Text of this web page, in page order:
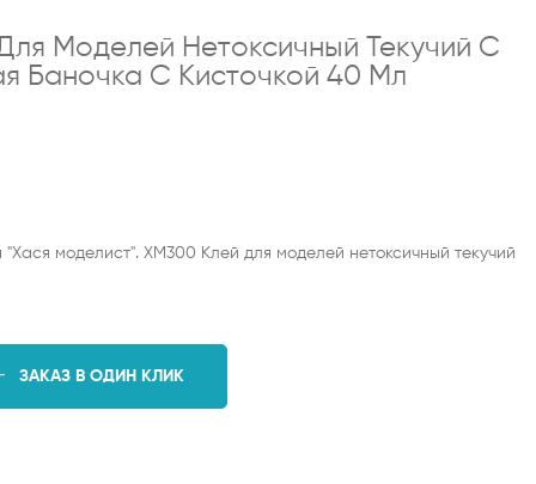
Моделей Нетоксичный Текучий С
Баночка С Кисточкой 40 Мл
моделист". ХМ300 Клей для моделей нетоксичный текучий
ЗАКАЗ В ОДИН КЛИК